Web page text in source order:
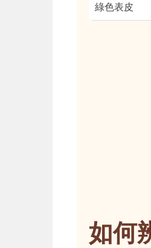
綠色表皮
如何